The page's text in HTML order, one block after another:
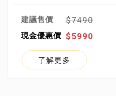
$7490
$5990
了解更多